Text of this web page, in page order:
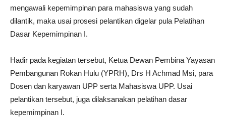
mengawali kepemimpinan para mahasiswa yang sudah
dilantik, maka usai prosesi pelantikan digelar pula Pelatihan
Dasar Kepemimpinan I.
Hadir pada kegiatan tersebut, Ketua Dewan Pembina Yayasan
Pembangunan Rokan Hulu (YPRH), Drs H Achmad Msi, para
Dosen dan karyawan UPP serta Mahasiswa UPP. Usai
pelantikan tersebut, juga dilaksanakan pelatihan dasar
kepemimpinan I.